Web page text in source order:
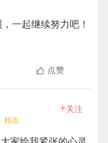
一起继续努力吧！
点赞
精选
+关注